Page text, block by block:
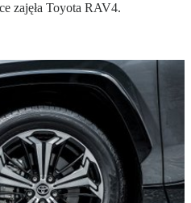
zajęła Toyota RAV4.